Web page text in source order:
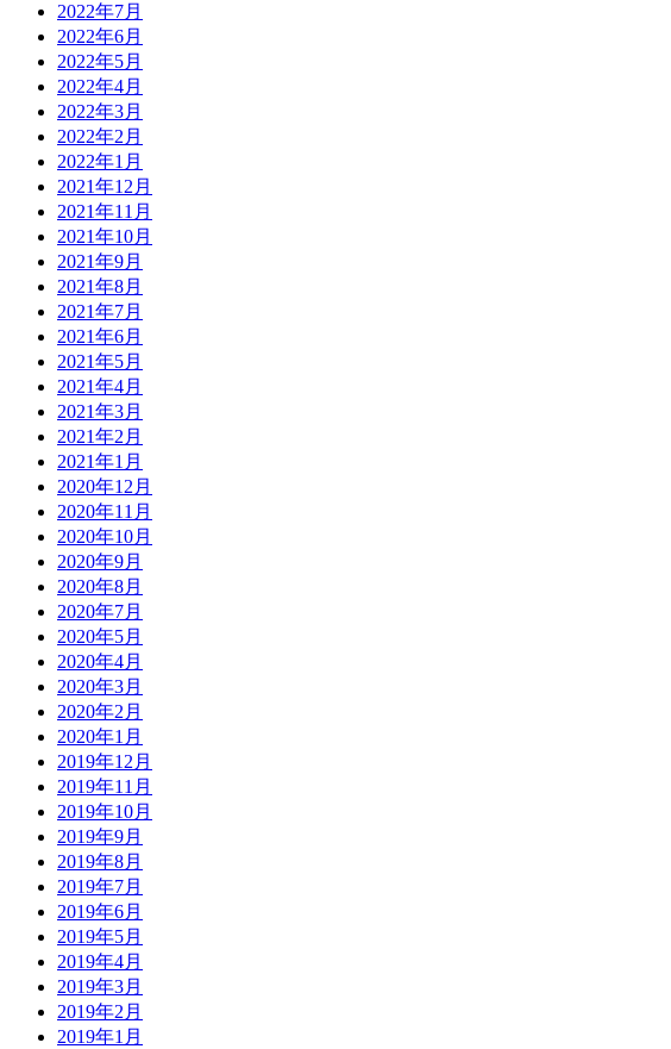
2022年7月
2022年6月
2022年5月
2022年4月
2022年3月
2022年2月
2022年1月
2021年12月
2021年11月
2021年10月
2021年9月
2021年8月
2021年7月
2021年6月
2021年5月
2021年4月
2021年3月
2021年2月
2021年1月
2020年12月
2020年11月
2020年10月
2020年9月
2020年8月
2020年7月
2020年5月
2020年4月
2020年3月
2020年2月
2020年1月
2019年12月
2019年11月
2019年10月
2019年9月
2019年8月
2019年7月
2019年6月
2019年5月
2019年4月
2019年3月
2019年2月
2019年1月